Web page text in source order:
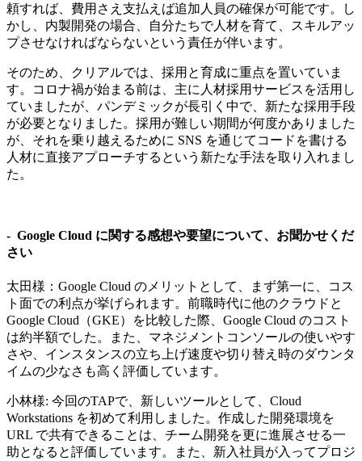
頼すれば、費用さえ支払えば追加人員の確保が可能です。し
かし、内製開発の場合、自分たちで人材を育て、スキルアッ
プさせなければならないという責任が伴います。
そのため、クリアルでは、採用と育成に重点を置いていま
す。コロナ禍が始まる前は、主に人材採用サービスを活用し
ていましたが、パンデミックが長引く中で、新たな採用手段
が必要となりました。採用が難しい期間が何度かありました
が、それを乗り越えるために SNS を通じてコードを書ける
人材に直接アプローチするという新たな手法を取り入れまし
た。
- Google Cloud に関する感想や要望について、お聞かせくだ
さい
太田様：Google Cloud のメリットとして、まず第一に、コス
ト面での利点が挙げられます。前職時代に他のクラウドと
Google Cloud（GKE）を比較した際、Google Cloud のコスト
は約半額でした。また、マネジメントコンソールの使いやす
さや、インスタンスの立ち上げ速度や切り替え時のダウンタ
イムの少なさも高く評価しています。
小林様: 今回のTAPで、新しいツールとして、Cloud
Workstations を初めて利用しました。作成した開発環境を
URL で共有できることは、チーム開発を更に進展させる一
助となると評価しています。また、新入社員が入ってプロジ